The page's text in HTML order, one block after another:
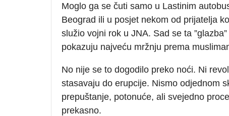
Moglo ga se čuti samo u Lastinim
Beograd ili u posjet nekom od prijatelja
služio vojni rok u JNA. Sad se ta
pokazuju najveću mržnju prema
No nije se to dogodilo preko noći. Ni
stasavaju do erupcije. Nismo odjednom
prepuštanje, potonuće, ali svejedno
prekasno.